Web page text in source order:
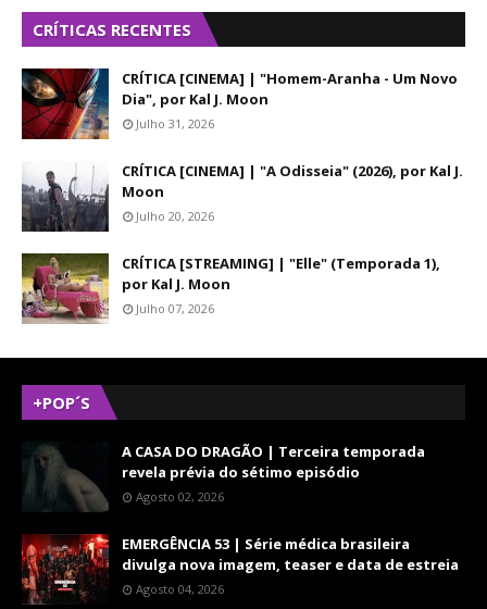
CRÍTICAS RECENTES
CRÍTICA [CINEMA] | "Homem-Aranha - Um Novo
Dia", por Kal J. Moon
Julho 31, 2026
CRÍTICA [CINEMA] | "A Odisseia" (2026), por Kal J.
Moon
Julho 20, 2026
CRÍTICA [STREAMING] | "Elle" (Temporada 1),
por Kal J. Moon
Julho 07, 2026
+POP´S
A CASA DO DRAGÃO | Terceira temporada
revela prévia do sétimo episódio
Agosto 02, 2026
EMERGÊNCIA 53 | Série médica brasileira
divulga nova imagem, teaser e data de estreia
Agosto 04, 2026